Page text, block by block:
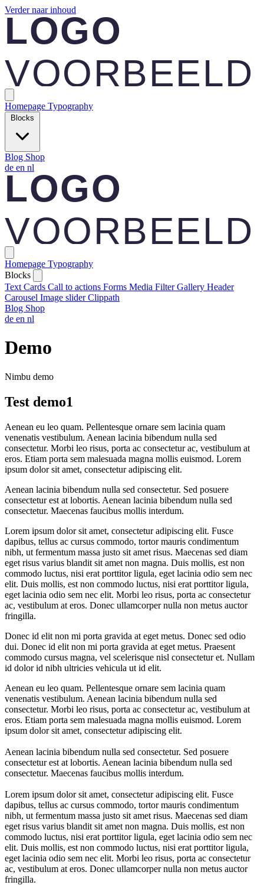
Verder naar inhoud
Homepage Typography
Blog Shop
de en nl
Homepage Typography
Blocks
Text Cards Call to actions Forms Media FilterGallery Header
Carousel Image sliderClippath
Blog Shop
de en nl
Demo
Nimbu demo
Test demo1
Aenean eu leo quam. Pellentesque ornare sem lacinia quam
venenatis vestibulum. Aenean lacinia bibendum nulla sed
consectetur. Morbi leo risus, porta ac consectetur ac, vestibulum at
eros. Etiam porta sem malesuada magna mollis euismod. Lorem
ipsum dolor sit amet, consectetur adipiscing elit.
Aenean lacinia bibendum nulla sed consectetur. Sed posuere
consectetur est at lobortis. Aenean lacinia bibendum nulla sed
consectetur. Maecenas faucibus mollis interdum.
Lorem ipsum dolor sit amet, consectetur adipiscing elit. Fusce
dapibus, tellus ac cursus commodo, tortor mauris condimentum
nibh, ut fermentum massa justo sit amet risus. Maecenas sed diam
eget risus varius blandit sit amet non magna. Duis mollis, est non
commodo luctus, nisi erat porttitor ligula, eget lacinia odio sem nec
elit. Duis mollis, est non commodo luctus, nisi erat porttitor ligula,
eget lacinia odio sem nec elit. Morbi leo risus, porta ac consectetur
ac, vestibulum at eros. Donec ullamcorper nulla non metus auctor
fringilla.
Donec id elit non mi porta gravida at eget metus. Donec sed odio
dui. Donec id elit non mi porta gravida at eget metus. Praesent
commodo cursus magna, vel scelerisque nisl consectetur et. Nullam
id dolor id nibh ultricies vehicula ut id elit.
Aenean eu leo quam. Pellentesque ornare sem lacinia quam
venenatis vestibulum. Aenean lacinia bibendum nulla sed
consectetur. Morbi leo risus, porta ac consectetur ac, vestibulum at
eros. Etiam porta sem malesuada magna mollis euismod. Lorem
ipsum dolor sit amet, consectetur adipiscing elit.
Aenean lacinia bibendum nulla sed consectetur. Sed posuere
consectetur est at lobortis. Aenean lacinia bibendum nulla sed
consectetur. Maecenas faucibus mollis interdum.
Lorem ipsum dolor sit amet, consectetur adipiscing elit. Fusce
dapibus, tellus ac cursus commodo, tortor mauris condimentum
nibh, ut fermentum massa justo sit amet risus. Maecenas sed diam
eget risus varius blandit sit amet non magna. Duis mollis, est non
commodo luctus, nisi erat porttitor ligula, eget lacinia odio sem nec
elit. Duis mollis, est non commodo luctus, nisi erat porttitor ligula,
eget lacinia odio sem nec elit. Morbi leo risus, porta ac consectetur
ac, vestibulum at eros. Donec ullamcorper nulla non metus auctor
fringilla.